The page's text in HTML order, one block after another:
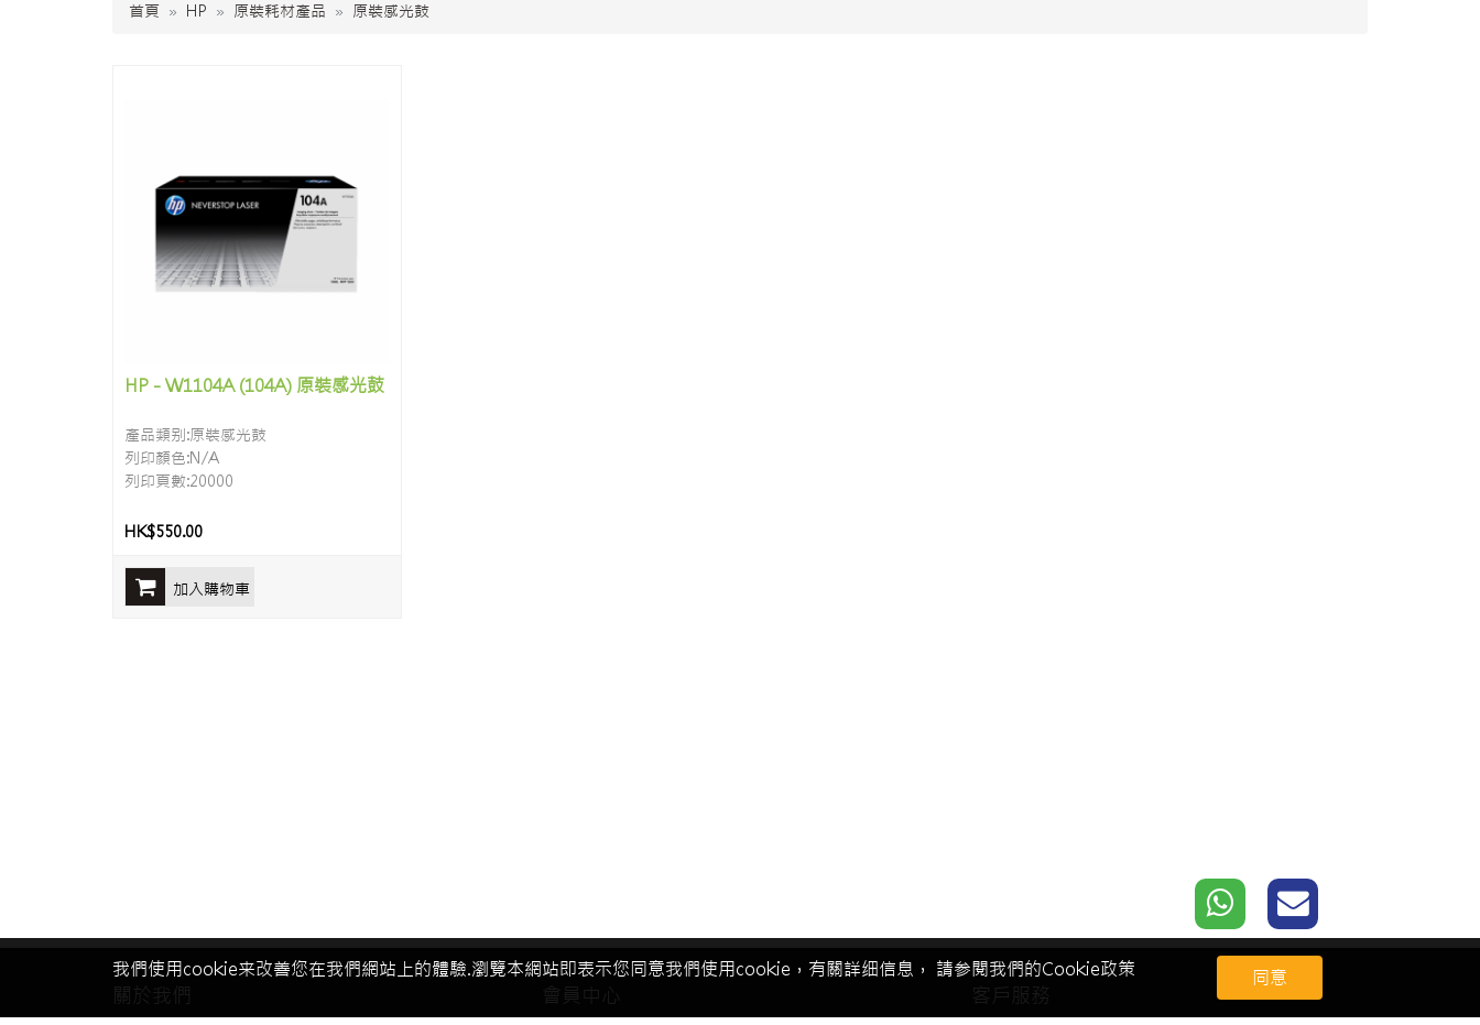
首頁 HP 原裝耗材產品 原裝感光鼓
HP - W1104A (104A) 原裝感光鼓
產品類别:原裝感光鼓
列印顏色:N/A
列印頁數:20000
HK$550.00
加入購物車
我們使用cookie来改善您在我們網站上的體驗.瀏覽本網站即表示您同意我們使用cookie，有關詳细信息， 請参閱我們的Cookie政策 同意